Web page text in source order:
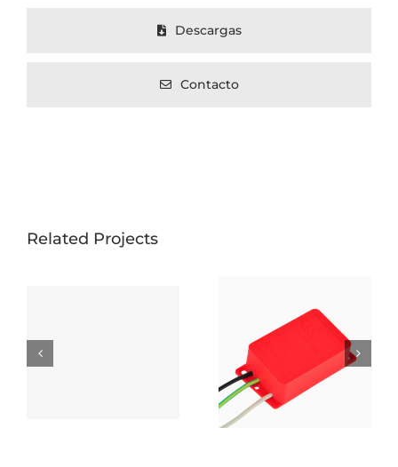
Descargas
Contacto
Related Projects